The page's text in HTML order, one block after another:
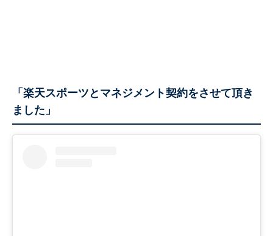
「楽天スポーツとマネジメント契約をさせて頂き
ました」